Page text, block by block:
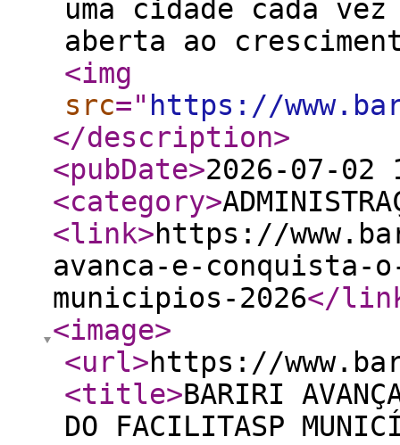
uma cidade cada
aberta ao
<img
src=" https://
</description>
<pubDate>2026-07-02
<category>
<link>https://
avanca-e-
municipios-2026</
<image>
<url>https://
<title>BARIRI
DO FACILITASP